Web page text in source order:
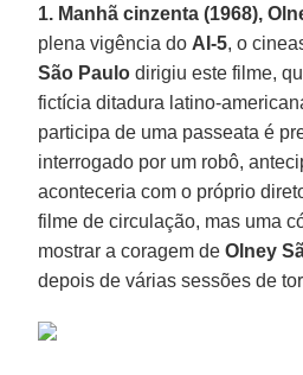
1. Manhã cinzenta (1968),
plena vigência do AI-5, o
São Paulo dirigiu este filme,
fictícia ditadura latino-
participa de uma passeata é
interrogado por um robô,
aconteceria com o próprio
filme de circulação, mas uma
mostrar a coragem deOlney
depois de várias sessões de